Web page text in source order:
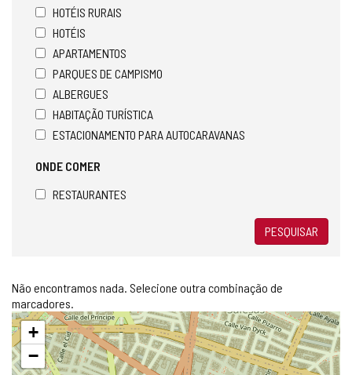
HOTÉIS RURAIS
HOTÉIS
APARTAMENTOS
PARQUES DE CAMPISMO
ALBERGUES
HABITAÇÃO TURÍSTICA
ESTACIONAMENTO PARA AUTOCARAVANAS
ONDE COMER
RESTAURANTES
PESQUISAR
Não encontramos nada. Selecione outra combinação de
marcadores.
Pular
mapa
+
−